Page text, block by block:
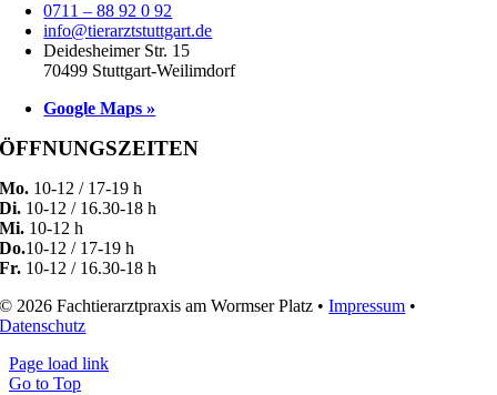
0711 – 88 92 0 92
info@tierarztstuttgart.de
Deidesheimer Str. 15
70499 Stuttgart-Weilimdorf
Google Maps »
ÖFFNUNGSZEITEN
Mo. 10-12 / 17-19 h
Di. 10-12 / 16.30-18 h
Mi. 10-12 h
Do.10-12 / 17-19 h
Fr. 10-12 / 16.30-18 h
© 2026 Fachtierarztpraxis am Wormser Platz •Impressum •
Datenschutz
Page load link
Go to Top